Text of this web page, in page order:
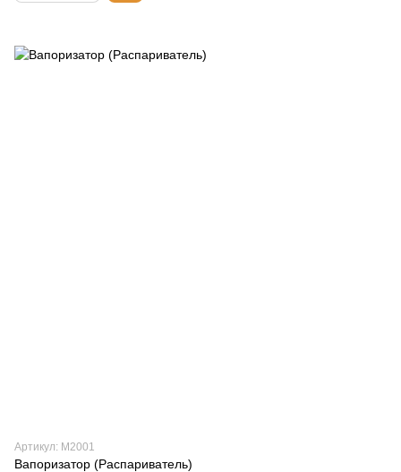
Артикул: М2001
Вапоризатор (Распариватель)